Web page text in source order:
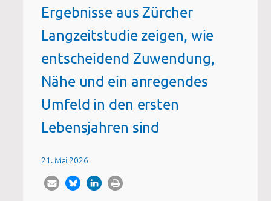
Ergebnisse aus Zürcher
Langzeitstudie zeigen, wie
entscheidend Zuwendung,
Nähe und ein anregendes
Umfeld in den ersten
Lebensjahren sind
21. Mai 2026